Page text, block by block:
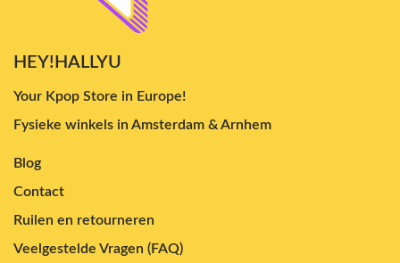
HEY!HALLYU
Your Kpop Store in Europe!
Fysieke winkels in Amsterdam & Arnhem
Blog
Contact
Ruilen en retourneren
Veelgestelde Vragen (FAQ)